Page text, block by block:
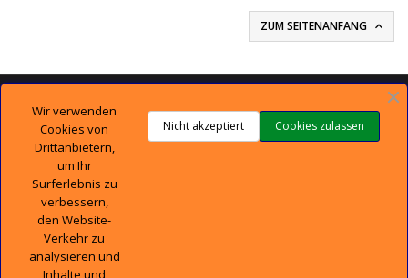
ZUM SEITENANFANG 
TECHNISCHER SUPPORT 
UNTERNEHMEN 
IHR KONTO
CONTACT
Wir verwenden
Cookies von
Drittanbietern,
um Ihr
Surferlebnis zu
verbessern,
den Website-
Verkehr zu
analysieren und
Inhalte und
Cookies zulassen
Nicht akzeptiert